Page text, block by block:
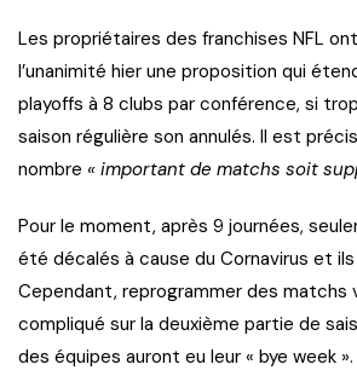
Les propriétaires des franchises NFL
l’unanimité hier une proposition qui
playoffs à 8 clubs par conférence, si
saison régulière son annulés. Il est
nombre « important de matchs soit
Pour le moment, après 9 journées,
été décalés à cause du Cornavirus et
Cependant, reprogrammer des matchs
compliqué sur la deuxième partie de
des équipes auront eu leur « bye week ».